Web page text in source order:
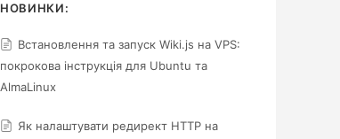
НОВИНКИ:
Встановлення та запуск Wiki.js на VPS:
покрокова інструкція для Ubuntu та
AlmaLinux
Як налаштувати редирект HTTP на